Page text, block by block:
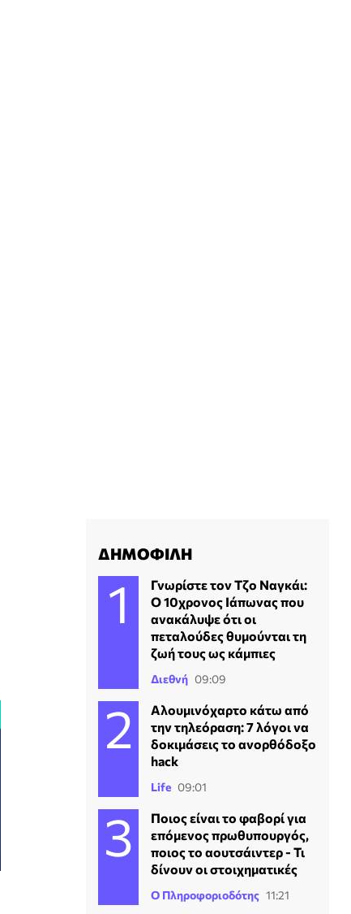
ΔΗΜΟΦΙΛΗ
Γνωρίστε τον Τζο Ναγκάι:
Ο 10χρονος Ιάπωνας που
ανακάλυψε ότι οι
πεταλούδες θυμούνται τη
ζωή τους ως κάμπιες
Διεθνή 09:09
Αλουμινόχαρτο κάτω από
την τηλεόραση: 7 λόγοι να
δοκιμάσεις το ανορθόδοξο
hack
Life 09:01
Ποιος είναι το φαβορί για
επόμενος πρωθυπουργός,
ποιος το αουτσάιντερ - Τι
δίνουν οι στοιχηματικές
Ο Πληροφοριοδότης 11:21